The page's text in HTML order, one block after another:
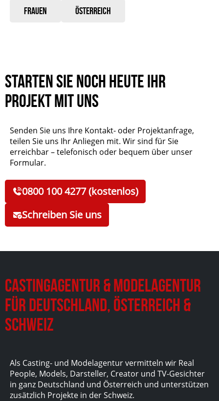
Frauen Österreich
Starten Sie noch heute Ihr
Projekt mit uns
Senden Sie uns Ihre Kontakt- oder Projektanfrage,
teilen Sie uns Ihr Anliegen mit. Wir sind für Sie
erreichbar – telefonisch oder bequem über unser
Formular.
0800 100 4277 (kostenlos)
Schreiben Sie uns
Castingagentur & Modelagentur
für Deutschland, Österreich &
Schweiz
Als Casting- und Modelagentur vermitteln wir Real
People, Models, Darsteller, Creator und TV-Gesichter
in ganz Deutschland und Österreich und unterstützen
zusätzlich Projekte in der Schweiz.